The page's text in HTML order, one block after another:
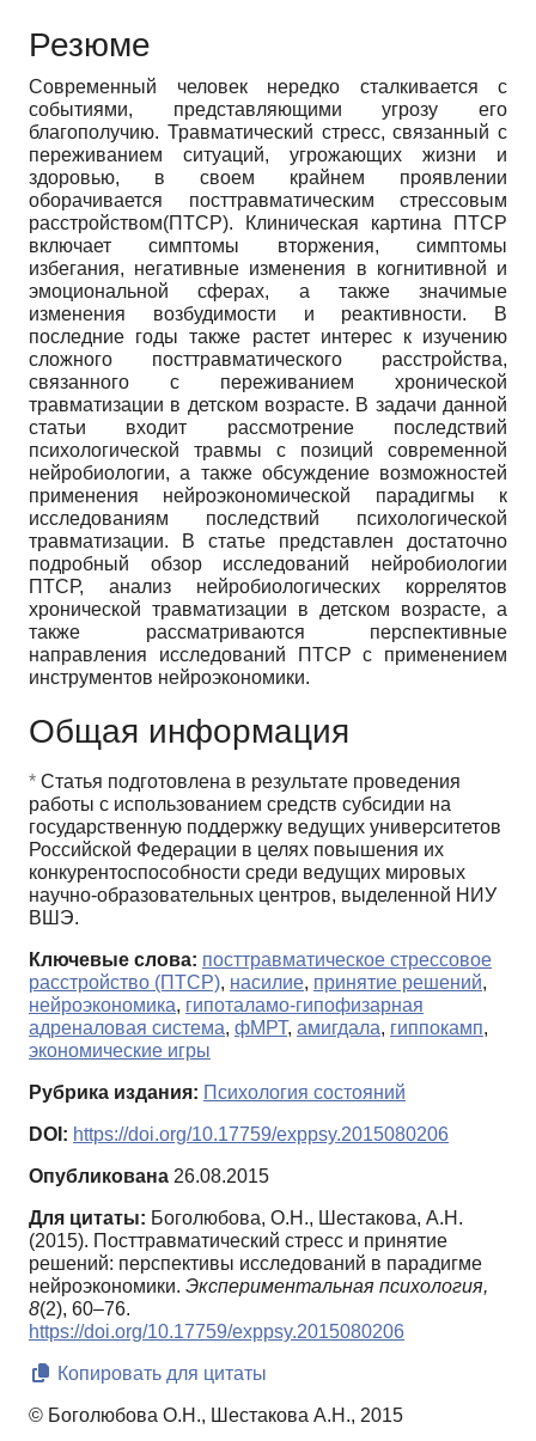
Резюме
Современный человек нередко сталкивается с
событиями, представляющими угрозу его
благополучию. Травматический стресс, связанный с
переживанием ситуаций, угрожающих жизни и
здоровью, в своем крайнем проявлении
оборачивается посттравматическим стрессовым
расстройством(ПТСР). Клиническая картина ПТСР
включает симптомы вторжения, симптомы
избегания, негативные изменения в когнитивной и
эмоциональной сферах, а также значимые
изменения возбудимости и реактивности. В
последние годы также растет интерес к изучению
сложного посттравматического расстройства,
связанного с переживанием хронической
травматизации в детском возрасте. В задачи данной
статьи входит рассмотрение последствий
психологической травмы с позиций современной
нейробиологии, а также обсуждение возможностей
применения нейроэкономической парадигмы к
исследованиям последствий психологической
травматизации. В статье представлен достаточно
подробный обзор исследований нейробиологии
ПТСР, анализ нейробиологических коррелятов
хронической травматизации в детском возрасте, а
также рассматриваются перспективные
направления исследований ПТСР с применением
инструментов нейроэкономики.
Общая информация
* Статья подготовлена в результате проведения
работы с использованием средств субсидии на
государственную поддержку ведущих университетов
Российской Федерации в целях повышения их
конкурентоспособности среди ведущих мировых
научно-образовательных центров, выделенной НИУ
ВШЭ.
Ключевые слова: посттравматическое стрессовое
расстройство (ПТСР), насилие, принятие решений,
нейроэкономика, гипоталамо-гипофизарная
адреналовая система, фМРТ, амигдала, гиппокамп,
экономические игры
Рубрика издания: Психология состояний
DOI: https://doi.org/10.17759/exppsy.2015080206
Опубликована 26.08.2015
Для цитаты: Боголюбова, О.Н., Шестакова, А.Н.
(2015). Посттравматический стресс и принятие
решений: перспективы исследований в парадигме
нейроэкономики. Экспериментальная психология,
8(2), 60–76.
https://doi.org/10.17759/exppsy.2015080206
Копировать для цитаты
© Боголюбова О.Н., Шестакова А.Н., 2015